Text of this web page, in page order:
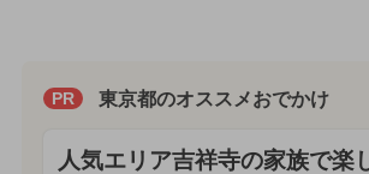
PR 東京都のオススメおでかけ
人気エリア吉祥寺の家族で楽